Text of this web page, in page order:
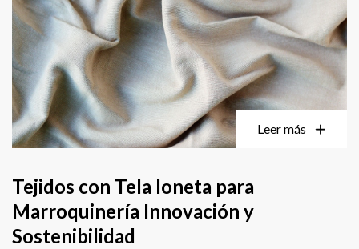
Leer más
Tejidos con Tela Ioneta para
Marroquinería Innovación y
Sostenibilidad